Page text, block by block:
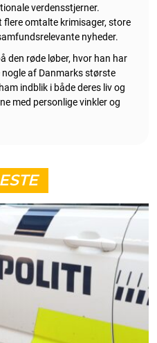
verdensstjerner.
omtalte krimisager, store
nyheder.
den røde løber, hvor han har
af Danmarks største
indblik i både deres liv og
med personlige vinkler og